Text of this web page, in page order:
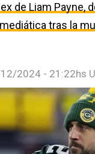
de Liam Payne,
tras la
2024 - 21:22hs